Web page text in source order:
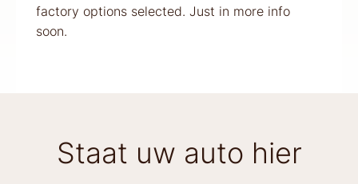
factory options selected. Just in more info
soon.
Staat uw auto hier